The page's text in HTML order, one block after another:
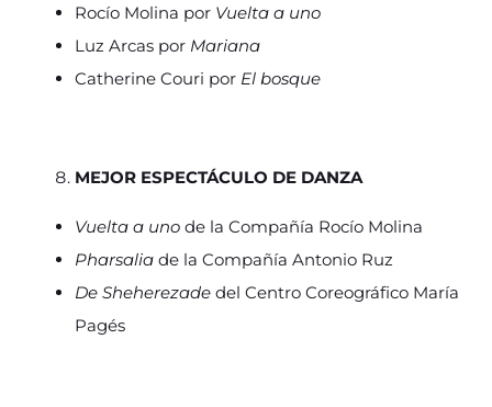
Rocío Molina por Vuelta a uno
Luz Arcas por Mariana
Catherine Couri por El bosque
MEJOR ESPECTÁCULO DE DANZA
Vuelta a uno de la Compañía Rocío Molina
Pharsalia de la Compañía Antonio Ruz
De Sheherezade del Centro Coreográfico María
Pagés